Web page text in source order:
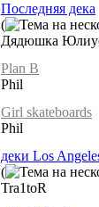
Последняя дека
(
Дядюшка
Plan B
Phil
Girl skateboards
Phil
деки Los
(
Tra1toR